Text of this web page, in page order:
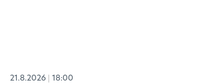
21.8.2026 18:00